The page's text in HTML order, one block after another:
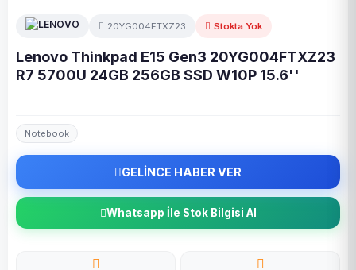
20YG004FTXZ23 Stokta Yok
Lenovo Thinkpad E15 Gen3 20YG004FTXZ23
R7 5700U 24GB 256GB SSD W10P 15.6''
Notebook
GELİNCE HABER VER
Whatsapp İle Stok Bilgisi Al